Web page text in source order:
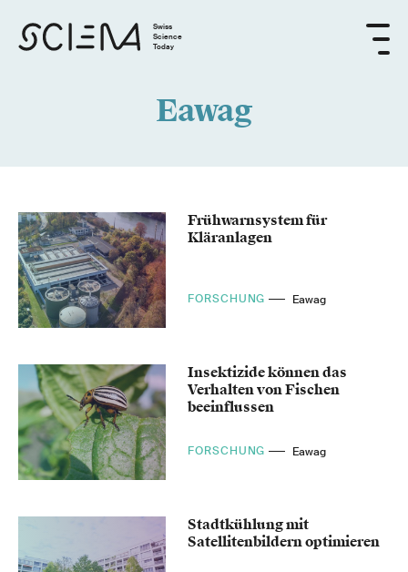
Swiss
Science
Today
Eawag
Frühwarnsystem für
Kläranlagen
FORSCHUNG Eawag
Insektizide können das
Verhalten von Fischen
beeinflussen
FORSCHUNG Eawag
Stadtkühlung mit
Satellitenbildern optimieren